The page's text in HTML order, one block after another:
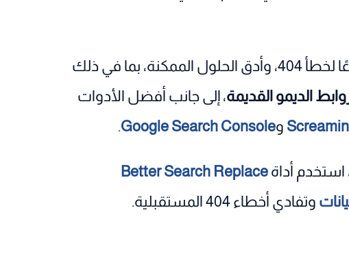
في هذا الدليل، ستتعرف على الأسباب الأكثر شيوعًا لخطأ 404، وأدق الحلول الممكنة، بما في ذلك
الديمو القديمة، إلى جانب أفضل الأدوات
وGoogle Search Console
.
أداة Better Search Replace
وتفادي أخطاء 404 المستقبلية.